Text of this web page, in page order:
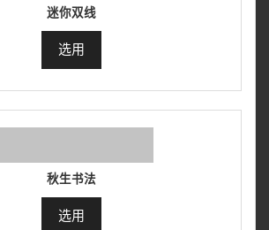
迷你双线
选用
秋生书法
选用